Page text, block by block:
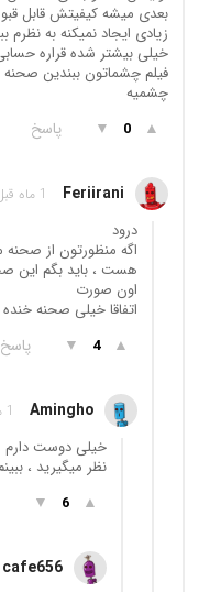
بعدی میشه کیفیتش قابل
زیادی ایجاد نمیکنه به نظرم
خیلی بیشتر شده قراره
چشمیه
▲
0
▼ پاسخ
Feriirani 1 ماه قبل
درود
اون صورت
اتفاقا خیلی صحنه
▲
4
▼ پاسخ
Amingho 1 ماه قبل
نظر میگیرید ،
▲
6
▼
cafe656